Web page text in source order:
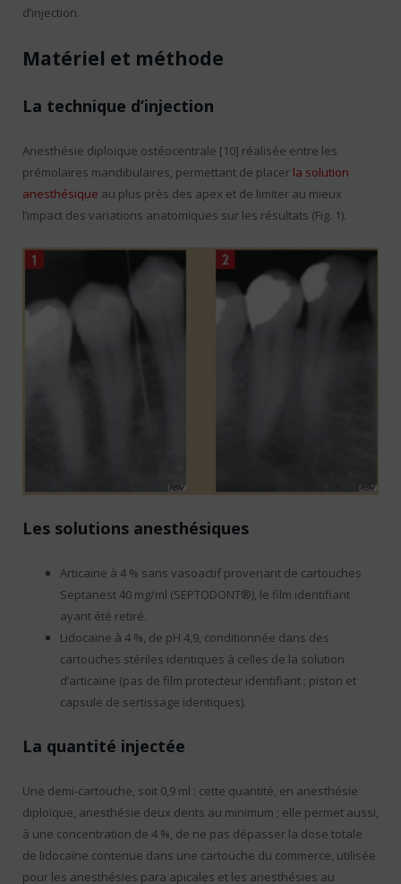
d’injection.
Matériel et méthode
La technique d’injection
Anesthésie diploïque ostéocentrale [10] réalisée entre les
prémolaires mandibulaires, permettant de placer la solution
anesthésique au plus près des apex et de limiter au mieux
l’impact des variations anatomiques sur les résultats (Fig. 1).
Les solutions anesthésiques
Articaïne à 4 % sans vasoactif provenant de cartouches
Septanest 40 mg/ml (SEPTODONT®), le film identifiant
ayant été retiré.
Lidocaïne à 4 %, de pH 4,9, conditionnée dans des
cartouches stériles identiques à celles de la solution
d’articaïne (pas de film protecteur identifiant ; piston et
capsule de sertissage identiques).
La quantité injectée
Une demi-cartouche, soit 0,9 ml : cette quantité, en anesthésie
diploïque, anesthésie deux dents au minimum ; elle permet aussi,
à une concentration de 4 %, de ne pas dépasser la dose totale
de lidocaïne contenue dans une cartouche du commerce, utilisée
pour les anesthésies para apicales et les anesthésies au